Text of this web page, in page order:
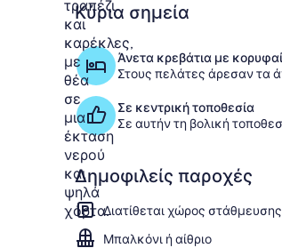
Κύρια σημεία
Άνετα κρεβάτια με
Στους πελάτες άρεσαν τα
Σε κεντρική τοποθεσία
Σε αυτήν τη βολική
Δημοφιλείς παροχές
Διατίθεται χώρος
Μπαλκόνι ή αίθριο